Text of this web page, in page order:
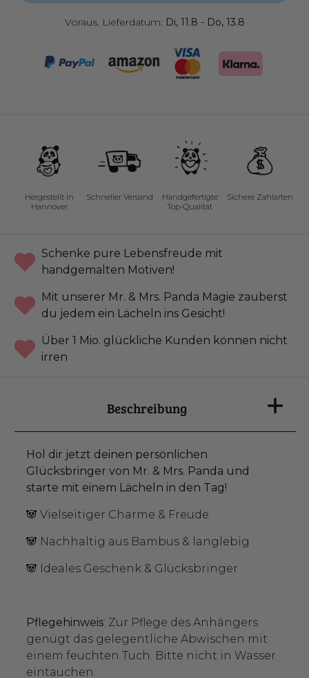
Voraus. Lieferdatum: Di, 11.8 - Do, 13.8
Hergestellt in
Hannover
Schneller Versand
Handgefertigte
Top-Qualität
Sichere Zahlarten
Schenke pure Lebensfreude mit
handgemalten Motiven!
Mit unserer Mr. & Mrs. Panda Magie zauberst
du jedem ein Lächeln ins Gesicht!
Über 1 Mio. glückliche Kunden können nicht
irren
Beschreibung
Hol dir jetzt deinen persönlichen
Glücksbringer von Mr. & Mrs. Panda und
starte mit einem Lächeln in den Tag!
🐼 Vielseitiger Charme & Freude
🐼 Nachhaltig aus Bambus & langlebig
🐼 Ideales Geschenk & Glücksbringer
Pflegehinweis: Zur Pflege des Anhängers
genügt das gelegentliche Abwischen mit
einem feuchten Tuch. Bitte nicht in Wasser
eintauchen.